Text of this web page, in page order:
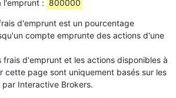
l'emprunt : 800000
d'emprunt est un pourcentage
compte emprunte des actions d'une
frais d'emprunt et les actions disponibles à
cette page sont uniquement basés sur les
Interactive Brokers.